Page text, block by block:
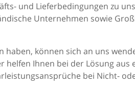
und Lieferbedingungen zu
Unternehmen sowie
können sich an uns
Ihnen bei der Lösung aus
bei Nicht-